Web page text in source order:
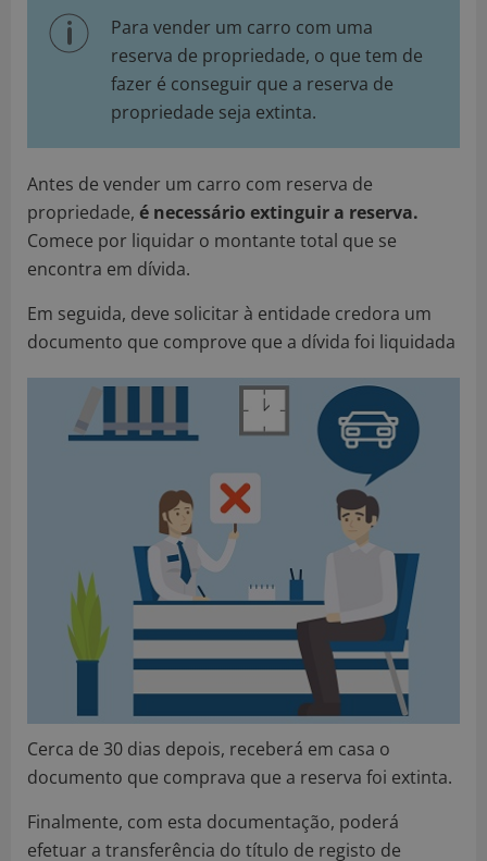
Para vender um carro com uma
reserva de propriedade, o que tem de
fazer é conseguir que a reserva de
propriedade seja extinta.
Antes de vender um carro com reserva de
propriedade, é necessário extinguir a reserva.
Comece por liquidar o montante total que se
encontra em dívida.
Em seguida, deve solicitar à entidade credora um
documento que comprove que a dívida foi liquidada
Cerca de 30 dias depois, receberá em casa o
documento que comprava que a reserva foi extinta.
Finalmente, com esta documentação, poderá
efetuar a transferência do título de registo de